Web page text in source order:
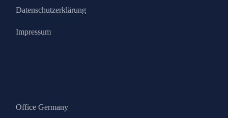
Datenschutzerklärung
Impressum
Office Germany